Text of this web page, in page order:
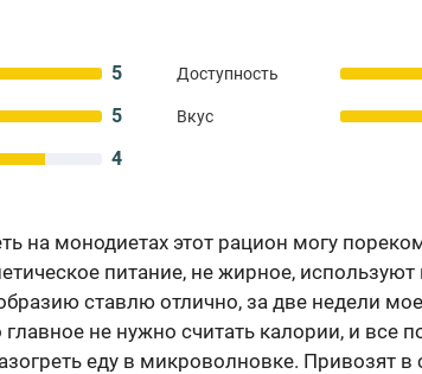
5 Доступность
5 Вкус
4
на монодиетах этот рацион могу
питание, не жирное,
ставлю отлично, за две недели
не нужно считать калории, и все
еду в микроволновке. Привозят в